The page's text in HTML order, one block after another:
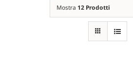
VAI AL SITO PICCIONI S.r.l.
Mostra 12 Prodotti